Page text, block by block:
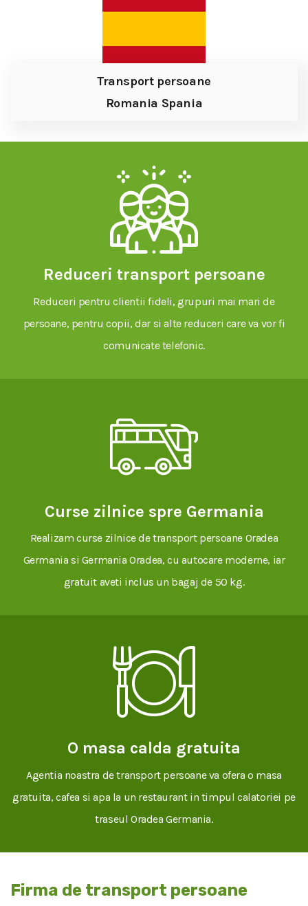
Transport persoane
Romania Spania
Reduceri transport persoane
Reduceri pentru clientii fideli, grupuri mai mari de
persoane, pentru copii, dar si alte reduceri care va vor fi
comunicate telefonic.
Curse zilnice spre Germania
Realizam curse zilnice de transport persoane Oradea
Germania si Germania Oradea, cu autocare moderne, iar
gratuit aveti inclus un bagaj de 50 kg.
O masa calda gratuita
Agentia noastra de transport persoane va ofera o masa
gratuita, cafea si apa la un restaurant in timpul calatoriei pe
traseul Oradea Germania.
Firma de transport persoane